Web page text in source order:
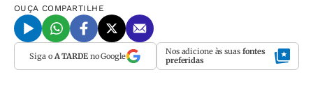
OUÇA COMPARTILHE
Siga o A TARDEno Google Nos adicione às suas fontes
preferidas